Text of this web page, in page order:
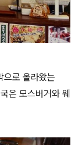
으로 올라왔는
은 모스버거와 웨